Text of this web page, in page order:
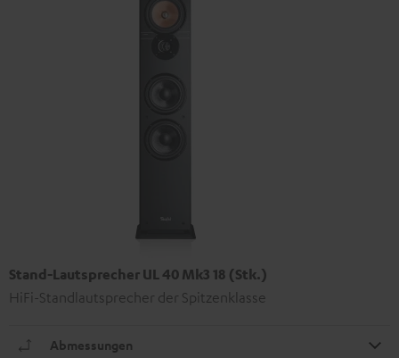
Stand-Lautsprecher UL 40 Mk3 18 (Stk.)
HiFi-Standlautsprecher der Spitzenklasse
Abmessungen